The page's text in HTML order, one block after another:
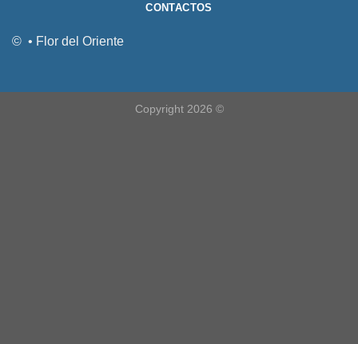
© • Flor del Oriente
CONTACTOS
Copyright 2026 ©